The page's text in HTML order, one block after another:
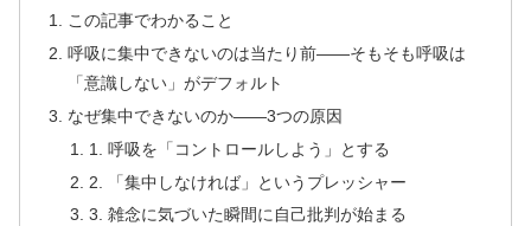
この記事でわかること
呼吸に集中できないのは当たり前——そもそも呼吸は
「意識しない」がデフォルト
なぜ集中できないのか——3つの原因
1. 呼吸を「コントロールしよう」とする
2. 「集中しなければ」というプレッシャー
3. 雑念に気づいた瞬間に自己批判が始まる